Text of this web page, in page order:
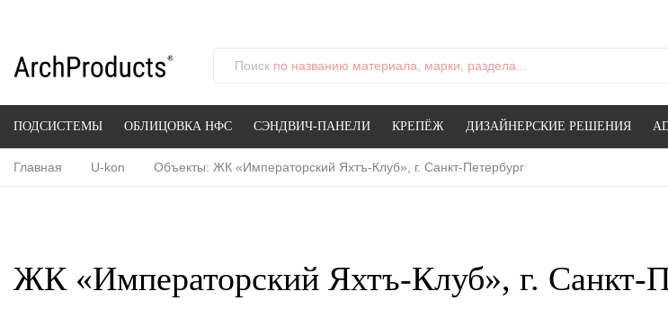
Поиск по названию материала, марки, раздела...
ПОДСИСТЕМЫ ОБЛИЦОВКА НФС СЭНДВИЧ-ПАНЕЛИ КРЕПЁЖ ДИЗАЙНЕРСКИЕ РЕШЕНИЯ
Главная U-kon Объекты: ЖК «Императорский Яхтъ-Клуб», г. Санкт-Петербург
ЖК «Императорский Яхтъ-Клуб», г. Санкт-